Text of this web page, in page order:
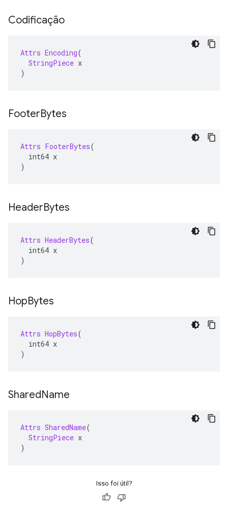
Codificação
Attrs Encoding(
StringPiece x
)
FooterBytes
Attrs FooterBytes(
int64 x
)
HeaderBytes
Attrs HeaderBytes(
int64 x
)
HopBytes
Attrs HopBytes(
int64 x
)
SharedName
Attrs SharedName(
StringPiece x
)
Isso foi útil?